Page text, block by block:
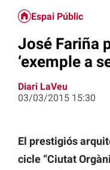
Espai Públic
José Fariña
‘exemple a
Diari LaVeu
03/03/2015 15:30
El prestigiós
cicle “Ciutat